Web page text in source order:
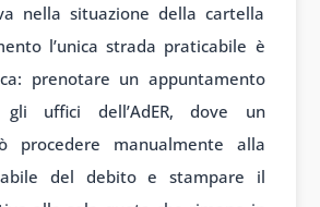
nella situazione della cartella
l’unica strada praticabile è
prenotare un appuntamento
gli uffici dell’AdER, dove un
procedere manualmente alla
del debito e stampare il